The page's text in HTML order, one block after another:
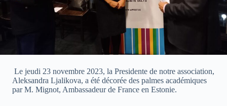
Le jeudi 23 novembre 2023, la Presidente de notre association,
Aleksandra Ljalikova, a été décorée des palmes académiques
par M. Mignot, Ambassadeur de France en Estonie.